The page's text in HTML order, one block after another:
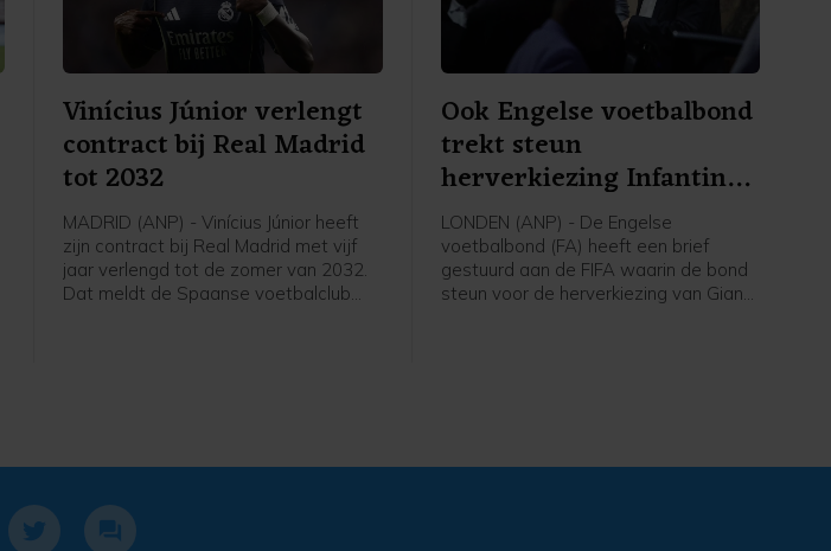
Vinícius Júnior verlengt
contract bij Real Madrid
tot 2032
MADRID (ANP) - Vinícius Júnior heeft
zijn contract bij Real Madrid met vijf
jaar verlengd tot de zomer van 2032.
Dat meldt de Spaanse voetbalclub
Ook Engelse voetbalbond
trekt steun
herverkiezing Infantino
in
LONDEN (ANP) - De Engelse
voetbalbond (FA) heeft een brief
gestuurd aan de FIFA waarin de bond
steun voor de herverkiezing van Gianni